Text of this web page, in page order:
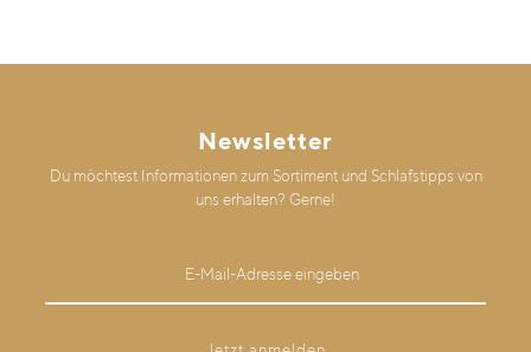
Newsletter
Du möchtest Informationen zum Sortiment und Schlafstipps von
uns erhalten? Gerne!